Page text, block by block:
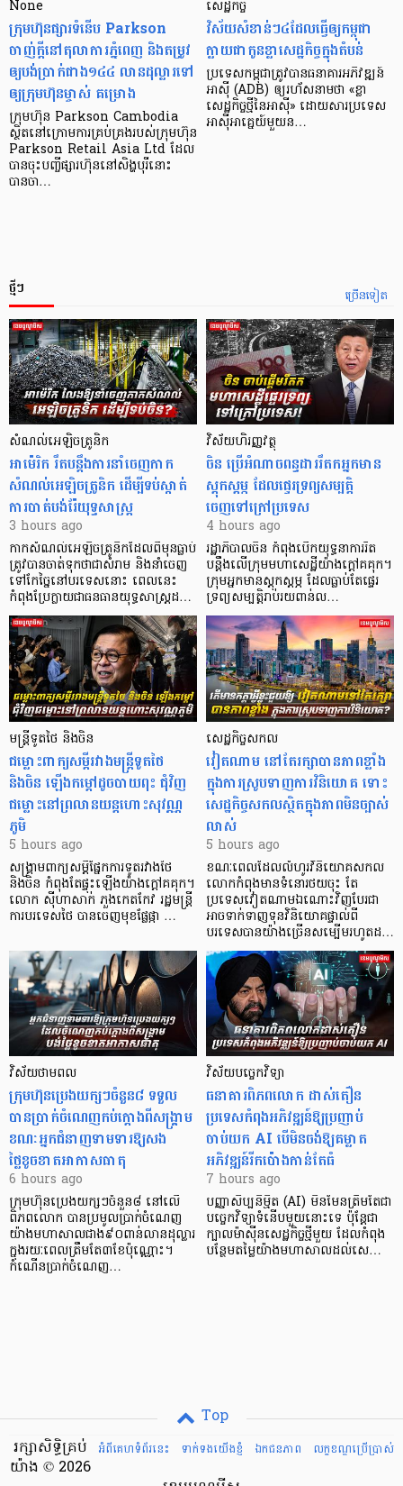
None
ក្រុមហ៊ុនផ្សារទំនើប Parkson
ចាញ់ក្ដីនៅតុលាការភ្នំពេញ និងតម្រូវ
ឲ្យបង់ប្រាក់ជាង១៤៤ លានដុល្លារទៅ
ឲ្យក្រុមហ៊ុនម្ចាស់ គម្រោង
ក្រុមហ៊ុន Parkson Cambodia
ស្ថិតនៅក្រោមការគ្រប់គ្រងរបស់ក្រុមហ៊ុន
Parkson Retail Asia Ltd ដែល
បានចុះបញ្ចីផ្សារហ៊ុននៅសិង្ហបុរីនោះ
បានចា…
សេដ្ឋកិច្ច​
វិស័យ​សំខាន់ៗ​៤​ដែល​ធ្វើ​ឲ្យ​កម្ពុជា​
ក្លាយ​ជា​កូន​ខ្លា​សេដ្ឋកិច្ច​ក្នុង​តំបន់
ប្រទេស​កម្ពុជា​ត្រូវ​បាន​ធនាគារ​អភិវឌ្ឍន៍​
អាស៊ី (ADB) ឲ្យ​រហ័ស​នាមថា «ខ្លា​
សេដ្ឋកិច្ច​ថ្មី​នៃ​អាស៊ី» ដោយសារ​ប្រទេស​
អាស៊ី​អាគ្នេយ៍​មួយ​ន…
ច្រើនទៀត
ថ្មីៗ
សំណល់អេឡិចត្រូនិក
អាម៉េរិក រឹតបន្តឹងការនាំចេញកាក
សំណល់អេឡិចត្រូនិក ដើម្បីទប់ស្កាត់
ការបាត់បង់រ៉ែយុទ្ធសាស្ត្រ
3 hours ago
កាក​សំណល់​អេឡិច​ត្រូនិកដែល​ពីមុនធ្លាប់​
ត្រូវបានចាត់ទុកថាជាសំរាម និងនាំចេញ
ទៅកែច្នៃនៅបរទេស​នោះ ពេលនេះ
កំពុងប្រែក្លាយជាធនធានយុទ្ធសាស្ត្រដ…
វិស័យហិរញ្ញវត្ថុ
ចិន ប្រើ​អំណាចពន្ធដាររឹតកអ្នកមាន
ស្ដុកស្ដម្ភ ដែលផ្ទេរទ្រព្យសម្បត្តិ
ចេញទៅក្រៅប្រទេស
4 hours ago
រដ្ឋាភិបាលចិន កំពុងបើកយុទ្ធនាការរឹត
បន្តឹងលើក្រុមមហាសេដ្ឋី​យ៉ាង​ក្ដៅគគុក។
​ក្រុមអ្នកមានស្ដុកស្ដម្ភ ដែល​ធ្លាប់​តែផ្ទេរ
ទ្រព្យសម្បត្តិរាប់រយពាន់ល…
មន្ត្រីទូតថៃ និងចិន
ជម្លោះពាក្យសម្តីរវាងមន្ត្រីទូតថៃ
និងចិន ឡើងកម្ដៅដូចបាយពុះ ជុំវិញ
ជម្លោះនៅព្រលានយន្តហោះសុវណ្ណ
ភូមិ
5 hours ago
សង្គ្រាមពាក្យសម្តីផ្នែកការទូតរវាងថៃ
និងចិន កំពុងតែផ្ទុះឡើងយ៉ាងក្តៅគគុក។
លោក ស៊ីហាសាក់ ភួងកេតកែវ រដ្ឋមន្ត្រី
ការបរទេសថៃ បានចេញមុខផ្លែផ្កា …
សេដ្ឋកិច្ចសកល
វៀតណាម នៅតែរក្សាបានភាពខ្លាំង
ក្នុងការស្រូបទាញការវិនិយោគ​ ទោះ
សេដ្ឋកិច្ចសកលស្ថិតក្នុងភាពមិនច្បាស់
លាស់
5 hours ago
ខណៈពេលដែលលំហូរវិនិយោគសកល
លោកកំពុងមានទំនោរថយចុះ តែ
ប្រទេសវៀតណាមឯណោះវិញបែរជា
អាចទាក់ទាញទុនវិនិយោគផ្ទាល់ពី
បរទេសបានយ៉ាងច្រើនសម្បើមរហូតដ…
វិស័យថាមពល
ក្រុមហ៊ុនប្រេងយក្សៗចំនួន៨ ទទួល
បានប្រាក់ចំណេញកប់ក្តោងពីសង្គ្រាម
ខណៈអ្នកជំនាញទាមទារឱ្យសង
ថ្លៃខូចខាតអាកាសធាតុ
6 hours ago
ក្រុមហ៊ុនប្រេងយក្សៗចំនួន៨ នៅលើ
ពិភពលោក បានប្រមូលប្រាក់ចំណេញ
យ៉ាងមហាសាលជាង៩០ពាន់លានដុល្លារ
ក្នុងរយៈពេលត្រឹមតែ៣ខែប៉ុណ្ណោះ។
កំណើនប្រាក់ចំណេញ…
វិស័យបច្ចេកវិទ្យា
ធនាគារពិភពលោក ដាស់តឿន
ប្រទេសកំពុងអភិវឌ្ឍន៍ឱ្យប្រញាប់
ចាប់យក AI បើមិនចង់ឱ្យគម្លាត
អភិវឌ្ឍន៍រីកប៉ោងកាន់តែធំ
7 hours ago
បញ្ញាសិប្បនិម្មិត (AI) មិនមែនត្រឹមតែជា
បច្ចេកវិទ្យាទំនើបមួយនោះទេ ប៉ុន្តែជា
ក្បាលម៉ាស៊ីនសេដ្ឋកិច្ចថ្មីមួយ ដែលកំពុង
បន្ថែមតម្លៃយ៉ាងមហាសាលដល់សេ…
Top
អំពីគេហទំព័រនេះ
ទាក់ទងយើងខ្ញំ ឯកជនភាព លក្ខខណ្ឌ​ប្រើ​ប្រាស់
រក្សាសិទ្ធិគ្រប់
យ៉ាង © 2026